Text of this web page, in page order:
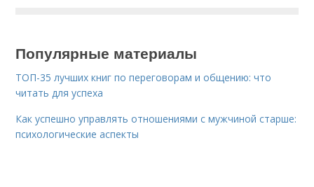
Популярные материалы
ТОП-35 лучших книг по переговорам и общению: что
читать для успеха
Как успешно управлять отношениями с мужчиной старше:
психологические аспекты